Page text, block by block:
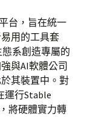
台，旨在統一
用的工具套
系創造專屬的
與AI軟體公司
其裝置中。對
運行Stable
將硬體實力轉